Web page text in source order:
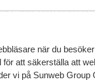
när du
att säkerställa att
vi på Sunweb Group
Mer om
26 jan.
and made a
and made a